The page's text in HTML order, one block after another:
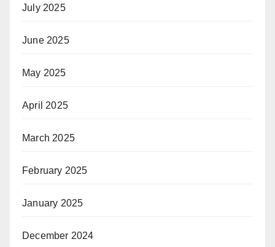
July 2025
June 2025
May 2025
April 2025
March 2025
February 2025
January 2025
December 2024